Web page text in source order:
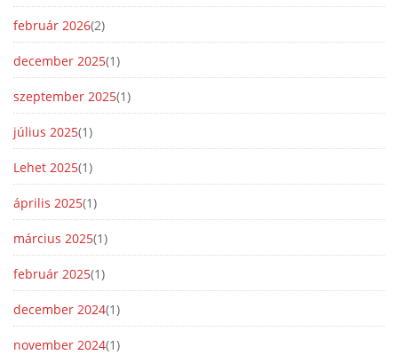
február 2026(2)
december 2025(1)
szeptember 2025(1)
július 2025(1)
Lehet 2025(1)
április 2025(1)
március 2025(1)
február 2025(1)
december 2024(1)
november 2024(1)